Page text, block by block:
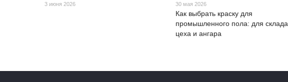
3 июня 2026 30 мая 2026
Как выбрать краску для
промышленного пола: для склада,
цеха и ангара